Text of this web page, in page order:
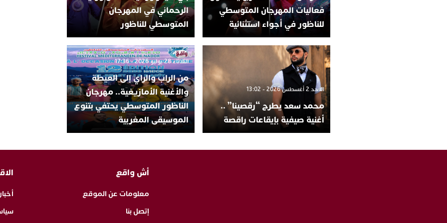
فعاليات المهرجان المتوسطي
للناظور في أجواء استثنائية
الرحماني في المهرجان
المتوسطي للناظور
الأحد 2 أغسطس 2026 - 13:02
محمد سعد يطرح “رقصينا” ..
أغنية صيفية بإيقاعات راقصة
الثلاثاء 28 يوليو 2026 - 17:36
من الراب والراي إلى العيطة
والأغنية الأمازيغية.. مهرجان
الناظور المتوسطي يحتفي بتنوع
الموسيقى المغربية
أش واقع
معلومات عن الموقع
إتصل بنا